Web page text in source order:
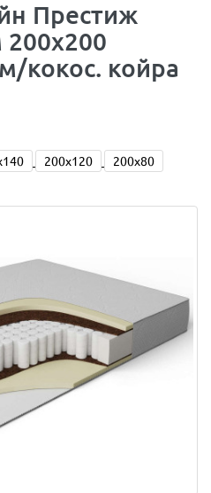
Престиж
кокос. койра
200x120
200x80